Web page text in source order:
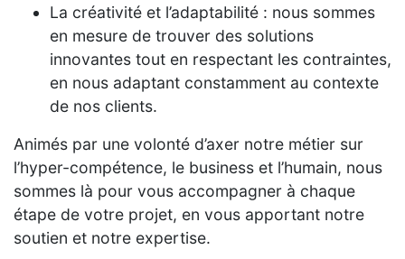
La créativité et l’adaptabilité : nous sommes
en mesure de trouver des solutions
innovantes tout en respectant les contraintes,
en nous adaptant constamment au contexte
de nos clients.
Animés par une volonté d’axer notre métier sur
l’hyper-compétence, le business et l’humain, nous
sommes là pour vous accompagner à chaque
étape de votre projet, en vous apportant notre
soutien et notre expertise.